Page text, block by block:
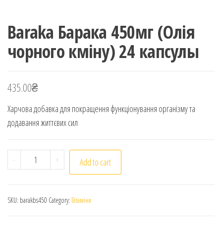
Baraka Барака 450мг (Олія
чорного кміну) 24 капсулы
435.00₴
Харчова добавка для покращення функціонування організму та
додавання життєвих сил
- Baraka Барака 450мг (Олія чорного кміну) 24
+ Add to cart
SKU: barakbs450 Category: Вітаміни